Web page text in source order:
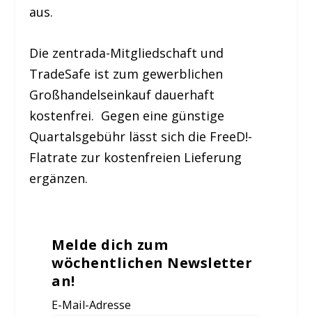
aus.
Die zentrada-Mitgliedschaft und
TradeSafe ist zum gewerblichen
Großhandelseinkauf dauerhaft
kostenfrei. Gegen eine günstige
Quartalsgebühr lässt sich die FreeD!-
Flatrate zur kostenfreien Lieferung
ergänzen.
Melde dich zum
wöchentlichen Newsletter
an!
E-Mail-Adresse